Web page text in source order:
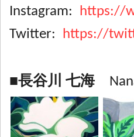
Instagram: https://
Twitter: https://
■長谷川 七海